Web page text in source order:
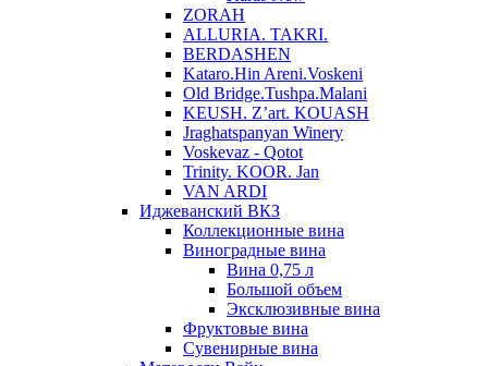
ZORAH
ALLURIA. TAKRI.
BERDASHEN
Kataro.Hin Areni.Voskeni
Old Bridge.Tushpa.Malani
KEUSH. Z’art. KOUASH
Jraghatspanyan Winery
Voskevaz - Qotot
Trinity. KOOR. Jan
VAN ARDI
Иджеванский ВКЗ
Коллекционные вина
Виноградные вина
Вина 0,75 л
Большой объем
Эксклюзивные вина
Фруктовые вина
Cувенирные вина